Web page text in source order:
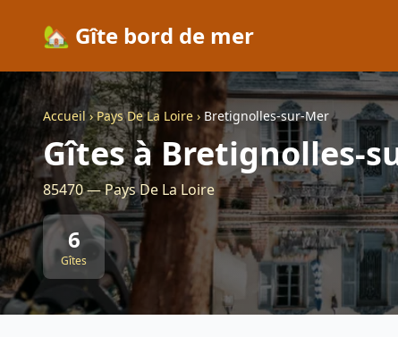
🏡 Gîte bord de mer
Accueil›Pays De La Loire › Bretignolles-sur-Mer
Gîtes à Bretignolles-
85470 — Pays De La Loire
6
Gîtes